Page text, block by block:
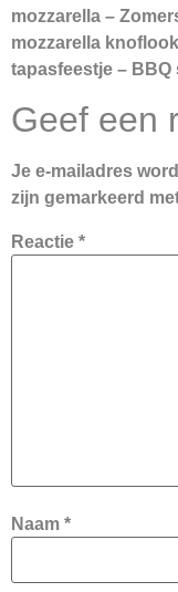
mozzarella –
mozzarella
tapasfeestje – BBQ
Geef een
Je e-mailadres
zijn gemarkeerd
Reactie *
Naam *